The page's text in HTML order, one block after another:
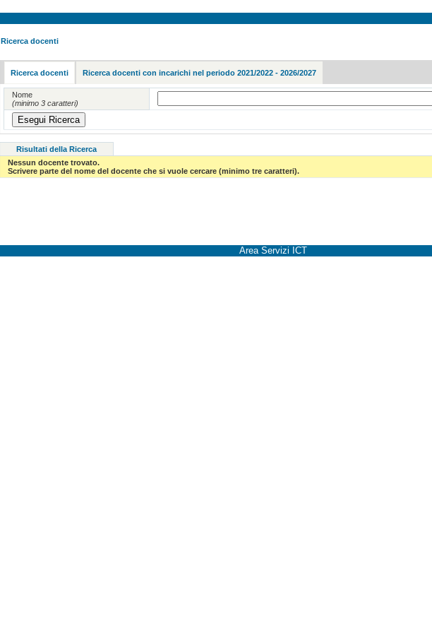
Ricerca docenti
Ricerca docenti Ricerca docenti con incarichi nel periodo 2021/2022 - 2026/2027
Nome
(minimo 3 caratteri)
Risultati della Ricerca
Nessun docente trovato.
Scrivere parte del nome del docente che si vuole cercare (minimo tre caratteri).
Area Servizi ICT